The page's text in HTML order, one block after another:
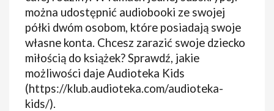
można udostępnić audiobooki ze swojej
półki dwóm osobom, które posiadają swoje
własne konta. Chcesz zarazić swoje dziecko
miłością do książek? Sprawdź, jakie
możliwości daje Audioteka Kids
(https://klub.audioteka.com/audioteka-
kids/).